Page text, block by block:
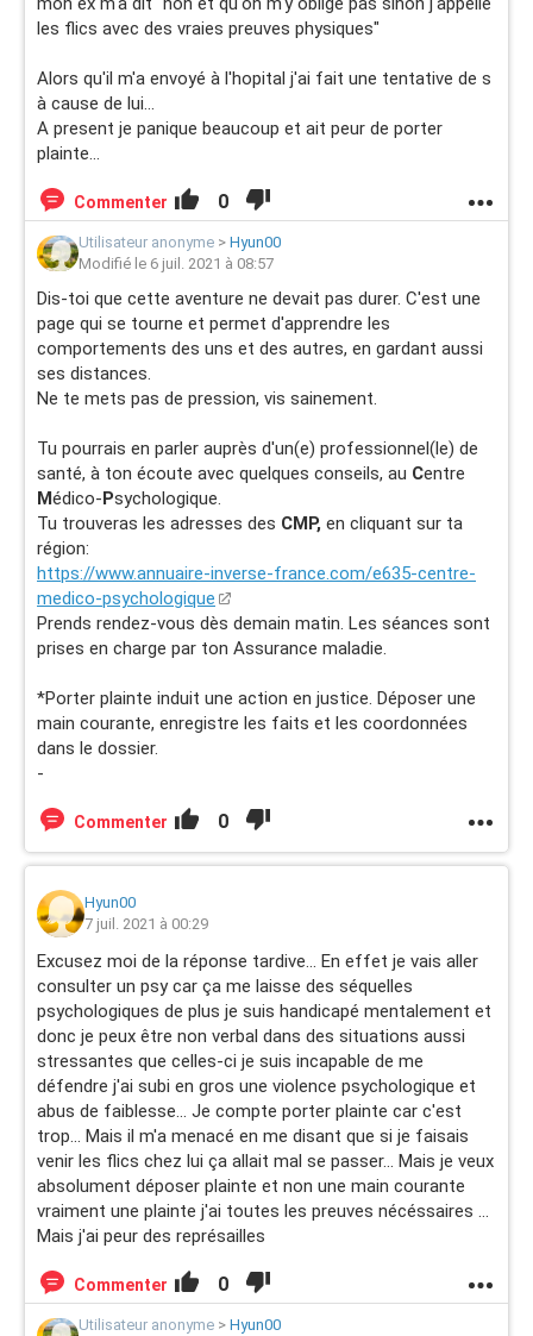
les flics avec des vraies preuves physiques"
Alors qu'il m'a envoyé à l'hopital j'ai fait une tentative de s
à cause de lui...
A present je panique beaucoup et ait peur de porter
plainte...
Commenter 0
Utilisateur anonyme > Hyun00
Modifié le 6 juil. 2021 à 08:57
Dis-toi que cette aventure ne devait pas durer. C'est une
page qui se tourne et permet d'apprendre les
comportements des uns et des autres, en gardant aussi
ses distances.
Ne te mets pas de pression, vis sainement.
Tu pourrais en parler auprès d'un(e) professionnel(le) de
santé, à ton écoute avec quelques conseils, au Centre
Médico-Psychologique.
Tu trouveras les adresses des CMP, en cliquant sur ta
région:
https://www.annuaire-inverse-france.com/e635-centre-
medico-psychologique
Prends rendez-vous dès demain matin. Les séances sont
prises en charge par ton Assurance maladie.
*Porter plainte induit une action en justice. Déposer une
main courante, enregistre les faits et les coordonnées
dans le dossier.
-
Commenter 0
Hyun00
7 juil. 2021 à 00:29
Excusez moi de la réponse tardive... En effet je vais aller
consulter un psy car ça me laisse des séquelles
psychologiques de plus je suis handicapé mentalement et
donc je peux être non verbal dans des situations aussi
stressantes que celles-ci je suis incapable de me
défendre j'ai subi en gros une violence psychologique et
abus de faiblesse... Je compte porter plainte car c'est
trop... Mais il m'a menacé en me disant que si je faisais
venir les flics chez lui ça allait mal se passer... Mais je veux
absolument déposer plainte et non une main courante
vraiment une plainte j'ai toutes les preuves nécéssaires ...
Mais j'ai peur des représailles
Commenter 0
Utilisateur anonyme > Hyun00